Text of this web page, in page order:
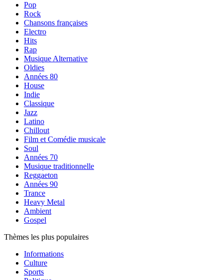
Pop
Rock
Chansons françaises
Electro
Hits
Rap
Musique Alternative
Oldies
Années 80
House
Indie
Classique
Jazz
Latino
Chillout
Film et Comédie musicale
Soul
Années 70
Musique traditionnelle
Reggaeton
Années 90
Trance
Heavy Metal
Ambient
Gospel
Thèmes les plus populaires
Informations
Culture
Sports